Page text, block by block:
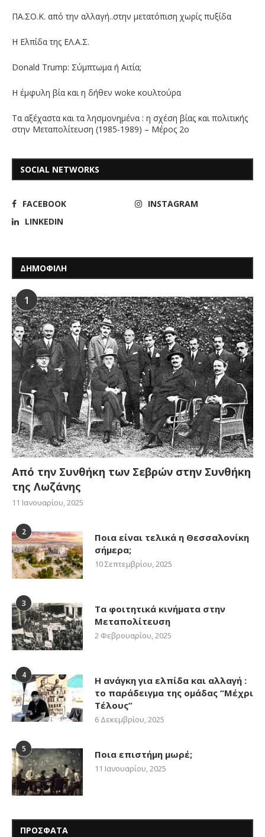
ΠΑ.ΣΟ.Κ. από την αλλαγή..στην μετατόπιση χωρίς πυξίδα
Η Ελπίδα της ΕΛ.Α.Σ.
Donald Trump: Σύμπτωμα ή Αιτία;
Η έμφυλη βία και η δήθεν woke κουλτούρα
Τα αξέχαστα και τα λησμονημένα : η σχέση βίας και πολιτικής
στην Μεταπολίτευση (1985-1989) – Μέρος 2ο
SOCIAL NETWORKS
FACEBOOK
INSTAGRAM
LINKEDIN
ΔΗΜΟΦΙΛΗ
1
Από την Συνθήκη των Σεβρών στην Συνθήκη
της Λωζάνης
11 Ιανουαρίου, 2025
2
Ποια είναι τελικά η Θεσσαλονίκη
σήμερα;
10 Σεπτεμβρίου, 2025
3
Τα φοιτητικά κινήματα στην
Μεταπολίτευση
2 Φεβρουαρίου, 2025
4
Η ανάγκη για ελπίδα και αλλαγή :
το παράδειγμα της ομάδας “Μέχρι
Τέλους”
6 Δεκεμβρίου, 2025
5 Ποια επιστήμη μωρέ;
11 Ιανουαρίου, 2025
ΠΡΟΣΦΑΤΑ